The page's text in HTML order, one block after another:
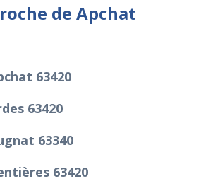
de Apchat
63420
63420
63340
63420